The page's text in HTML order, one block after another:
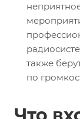
также
по